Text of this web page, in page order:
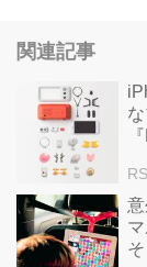
関連記事